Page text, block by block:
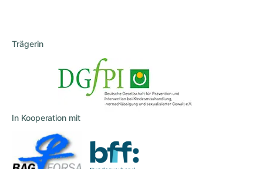
Trägerin
In Kooperation mit